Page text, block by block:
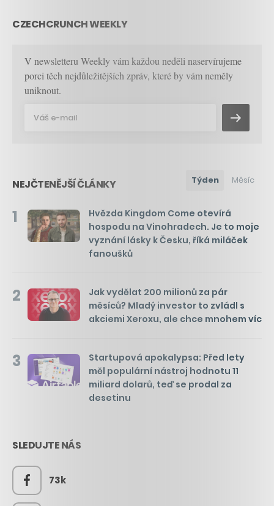
CZECHCRUNCH WEEKLY
V newsletteru Weekly vám každou neděli naservírujeme
porci těch nejdůležitějších zpráv, které by vám neměly
uniknout.
NEJČTENĚJŠÍ ČLÁNKY Týden Měsíc
1
Hvězda Kingdom Come otevírá
hospodu na Vinohradech. Je to moje
vyznání lásky k Česku, říká miláček
fanoušků
2
Jak vydělat 200 milionů za pár
měsíců? Mladý investor to zvládl s
akciemi Xeroxu, ale chce mnohem víc
3
Startupová apokalypsa: Před lety
měl populární nástroj hodnotu 11
miliard dolarů, teď se prodal za
desetinu
SLEDUJTE NÁS
73k